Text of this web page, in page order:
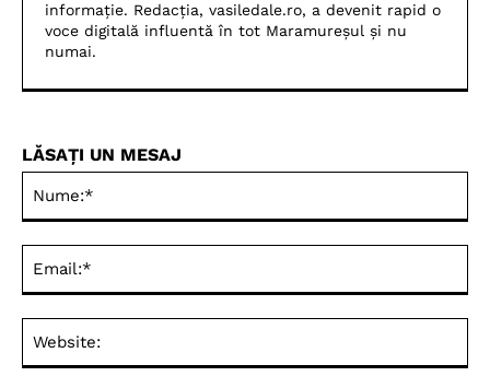
informație. Redacția, vasiledale.ro, a devenit rapid o
voce digitală influentă în tot Maramureșul și nu
numai.
LĂSAȚI UN MESAJ